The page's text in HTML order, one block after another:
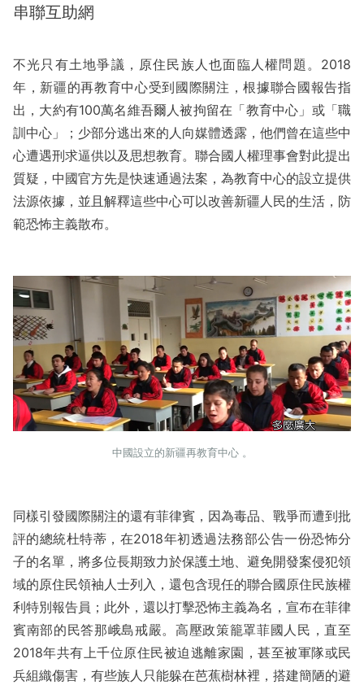
串聯互助網
不光只有土地爭議，原住民族人也面臨人權問題。2018
年，新疆的再教育中心受到國際關注，根據聯合國報告指
出，大約有100萬名維吾爾人被拘留在「教育中心」或「職
訓中心」；少部分逃出來的人向媒體透露，他們曾在這些中
心遭遇刑求逼供以及思想教育。聯合國人權理事會對此提出
質疑，中國官方先是快速通過法案，為教育中心的設立提供
法源依據，並且解釋這些中心可以改善新疆人民的生活，防
範恐怖主義散布。
中國設立的新疆再教育中心 。
同樣引發國際關注的還有菲律賓，因為毒品、戰爭而遭到批
評的總統杜特蒂，在2018年初透過法務部公告一份恐怖分
子的名單，將多位長期致力於保護土地、避免開發案侵犯領
域的原住民領袖人士列入，還包含現任的聯合國原住民族權
利特別報告員；此外，還以打擊恐怖主義為名，宣布在菲律
賓南部的民答那峨島戒嚴。高壓政策籠罩菲國人民，直至
2018年共有上千位原住民被迫逃離家園，甚至被軍隊或民
兵組織傷害，有些族人只能躲在芭蕉樹林裡，搭建簡陋的避